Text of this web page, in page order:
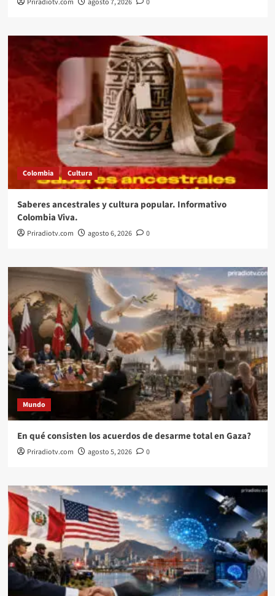
Colombia Cultura
Saberes ancestrales y cultura popular. Informativo
Colombia Viva.
Priradiotv.com agosto 6, 2026 0
Mundo
En qué consisten los acuerdos de desarme total en Gaza?
Priradiotv.com agosto 5, 2026 0